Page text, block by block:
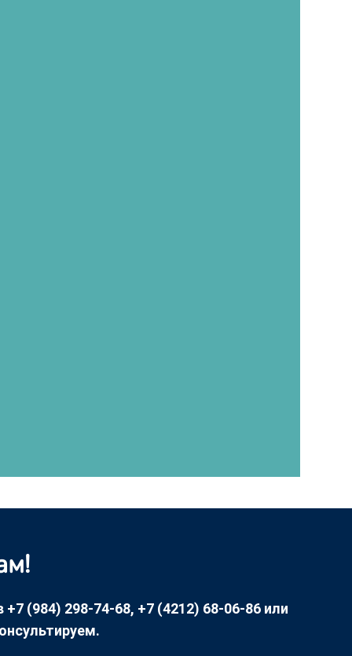
(984) 298-74-68, +7 (4212) 68-06-86 или